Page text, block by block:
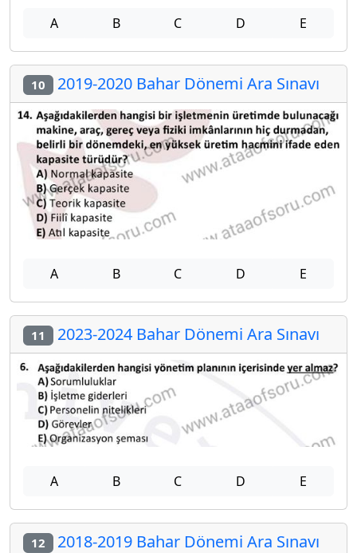
A B C D E
10 2019-2020 Bahar Dönemi Ara Sınavı
A B C D E
11 2023-2024 Bahar Dönemi Ara Sınavı
A B C D E
12 2018-2019 Bahar Dönemi Ara Sınavı